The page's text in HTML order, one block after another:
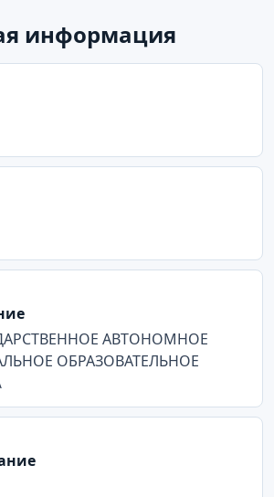
информация
АВТОНОМНОЕ
ОБРАЗОВАТЕЛЬНОЕ